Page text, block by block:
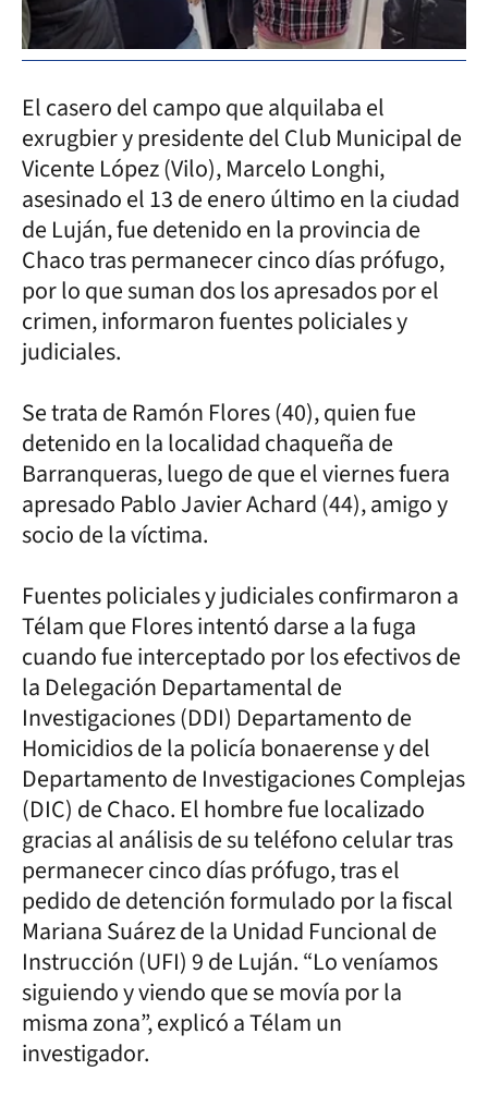
El casero del campo que alquilaba el
exrugbier y presidente del Club Municipal de
Vicente López (Vilo), Marcelo Longhi,
asesinado el 13 de enero último en la ciudad
de Luján, fue detenido en la provincia de
Chaco tras permanecer cinco días prófugo,
por lo que suman dos los apresados por el
crimen, informaron fuentes policiales y
judiciales.
Se trata de Ramón Flores (40), quien fue
detenido en la localidad chaqueña de
Barranqueras, luego de que el viernes fuera
apresado Pablo Javier Achard (44), amigo y
socio de la víctima.
Fuentes policiales y judiciales confirmaron a
Télam que Flores intentó darse a la fuga
cuando fue interceptado por los efectivos de
la Delegación Departamental de
Investigaciones (DDI) Departamento de
Homicidios de la policía bonaerense y del
Departamento de Investigaciones Complejas
(DIC) de Chaco. El hombre fue localizado
gracias al análisis de su teléfono celular tras
permanecer cinco días prófugo, tras el
pedido de detención formulado por la fiscal
Mariana Suárez de la Unidad Funcional de
Instrucción (UFI) 9 de Luján. “Lo veníamos
siguiendo y viendo que se movía por la
misma zona”, explicó a Télam un
investigador.